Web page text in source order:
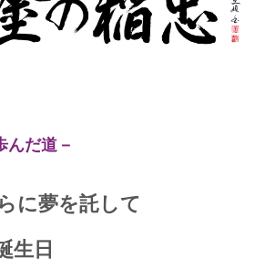
んだ道－
に夢を託して
生日